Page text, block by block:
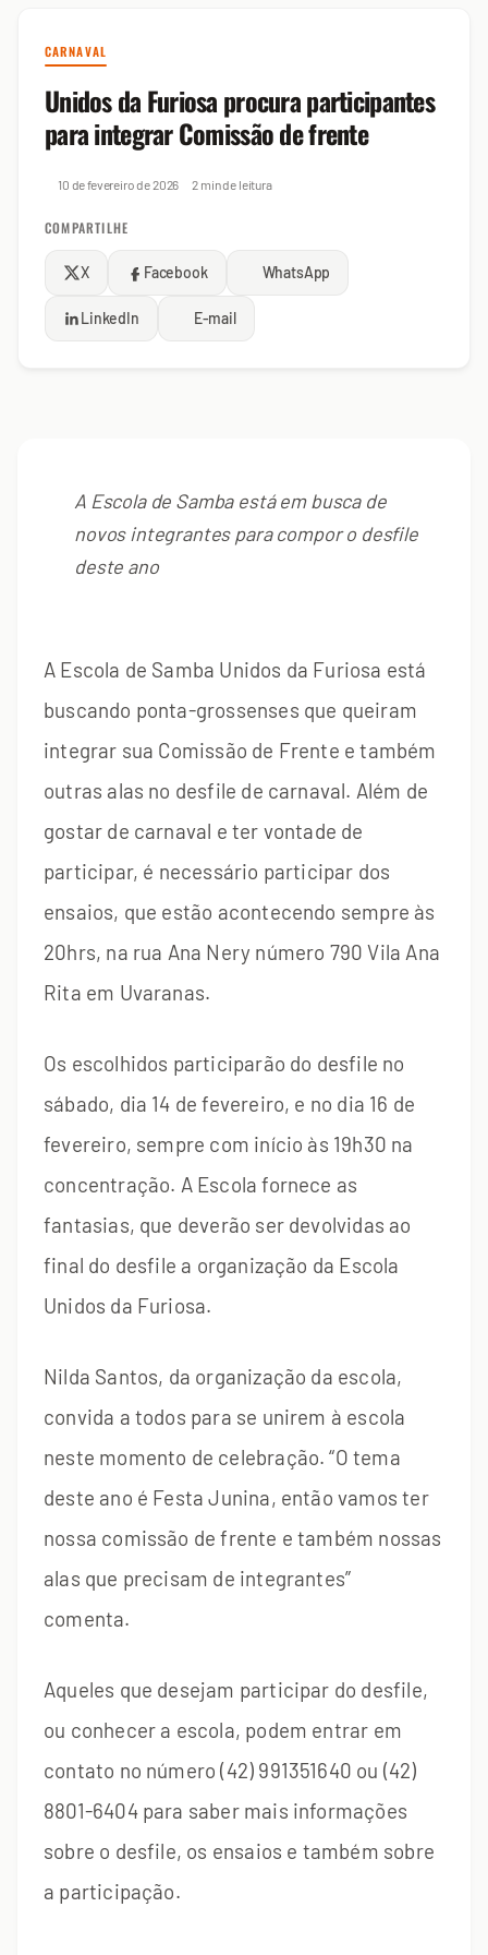
CARNAVAL
Unidos da Furiosa procura participantes
para integrar Comissão de frente
10 de fevereiro de 2026 2 min de leitura
COMPARTILHE
X Facebook WhatsApp
LinkedIn E-mail
A Escola de Samba está em busca de
novos integrantes para compor o desfile
deste ano
A Escola de Samba Unidos da Furiosa está
buscando ponta-grossenses que queiram
integrar sua Comissão de Frente e também
outras alas no desfile de carnaval. Além de
gostar de carnaval e ter vontade de
participar, é necessário participar dos
ensaios, que estão acontecendo sempre às
20hrs, na rua Ana Nery número 790 Vila Ana
Rita em Uvaranas.
Os escolhidos participarão do desfile no
sábado, dia 14 de fevereiro, e no dia 16 de
fevereiro, sempre com início às 19h30 na
concentração. A Escola fornece as
fantasias, que deverão ser devolvidas ao
final do desfile a organização da Escola
Unidos da Furiosa.
Nilda Santos, da organização da escola,
convida a todos para se unirem à escola
neste momento de celebração. “O tema
deste ano é Festa Junina, então vamos ter
nossa comissão de frente e também nossas
alas que precisam de integrantes”
comenta.
Aqueles que desejam participar do desfile,
ou conhecer a escola, podem entrar em
contato no número (42) 991351640 ou (42)
8801-6404 para saber mais informações
sobre o desfile, os ensaios e também sobre
a participação.